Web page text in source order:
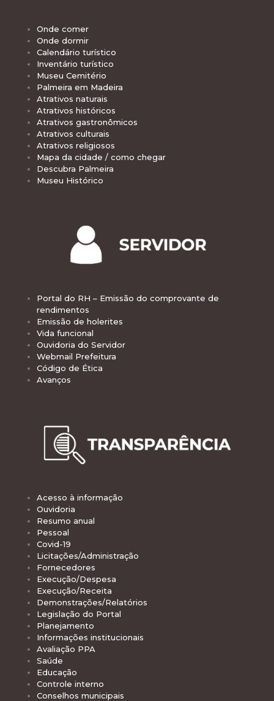
Onde comer
Onde dormir
Calendário turístico
Inventário turístico
Museu Cemitério
Palmeira em Madeira
Atrativos naturais
Atrativos históricos
Atrativos gastronômicos
Atrativos culturais
Atrativos religiosos
Mapa da cidade / como chegar
Descubra Palmeira
Museu Histórico
Portal do RH – Emissão do comprovante de
rendimentos
Emissão de holerites
Vida funcional
Ouvidoria do Servidor
Webmail Prefeitura
Código de Ética
Avanços
Acesso à informação
Ouvidoria
Resumo anual
Pessoal
Covid-19
Licitações/Administração
Fornecedores
Execução/Despesa
Execução/Receita
Demonstrações/Relatórios
Legislação do Portal
Planejamento
Informações institucionais
Avaliação PPA
Saúde
Educação
Controle interno
Conselhos municipais